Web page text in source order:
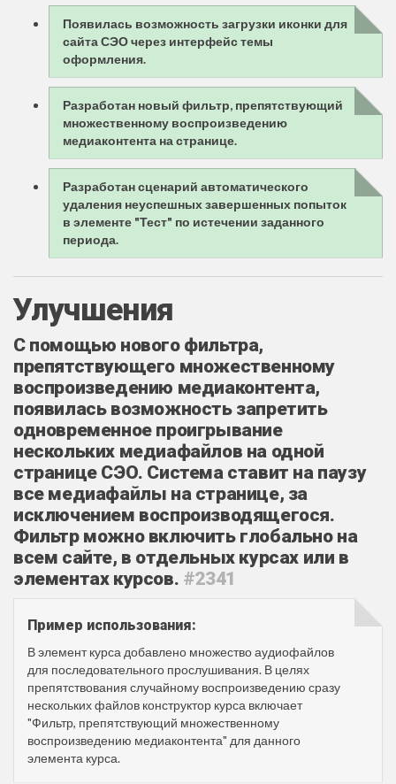
Появилась возможность загрузки иконки для
сайта СЭО через интерфейс темы
оформления.
Разработан новый фильтр, препятствующий
множественному воспроизведению
медиаконтента на странице.
Разработан сценарий автоматического
удаления неуспешных завершенных попыток
в элементе "Тест" по истечении заданного
периода.
Улучшения
С помощью нового фильтра,
препятствующего множественному
воспроизведению медиаконтента,
появилась возможность запретить
одновременное проигрывание
нескольких медиафайлов на одной
странице СЭО. Система ставит на паузу
все медиафайлы на странице, за
исключением воспроизводящегося.
Фильтр можно включить глобально на
всем сайте, в отдельных курсах или в
элементах курсов. #2341
Пример использования:
В элемент курса добавлено множество аудиофайлов
для последовательного прослушивания. В целях
препятствования случайному воспроизведению сразу
нескольких файлов конструктор курса включает
"Фильтр, препятствующий множественному
воспроизведению медиаконтента" для данного
элемента курса.